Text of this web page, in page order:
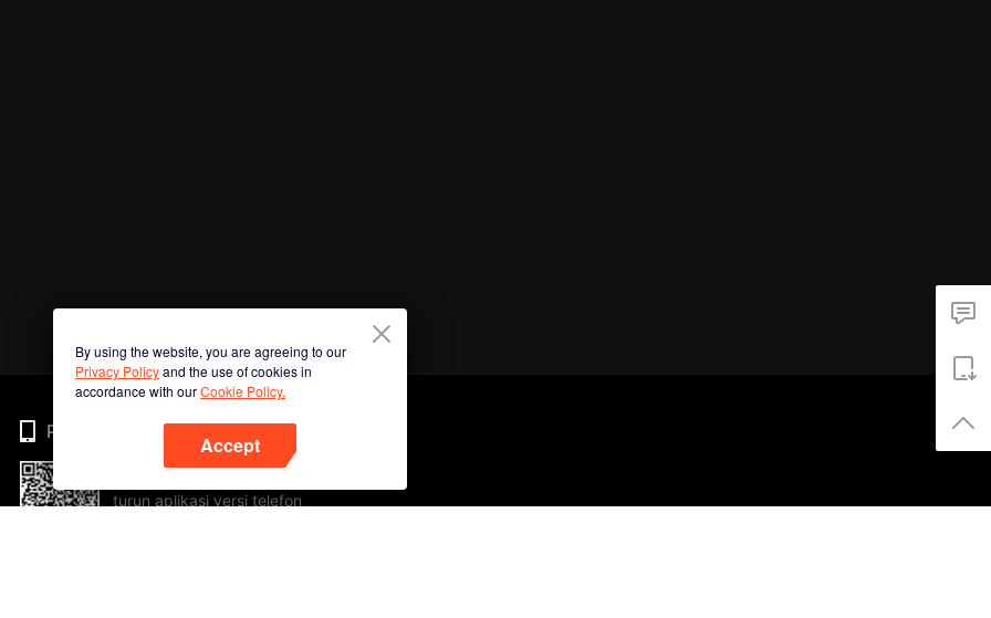
By using the website, you are agreeing to our
Privacy Policyand the use of cookies in
accordance with ourCookie Policy.
Accept
Phone
turun aplikasi versi telefon